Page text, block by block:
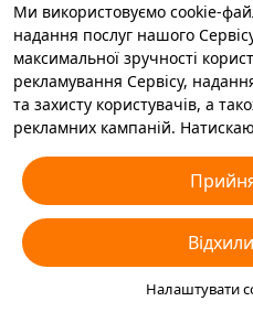
Ми використовуємо cookie-
надання послуг нашого
максимальної зручності
рекламування Сервісу,
та захисту користувачів, а
рекламних кампаній.
cookie-файли й подібні
зібрані в рекламних цілях.
варіант «Відхилити всі» для
або вказати, які типи cookie-
бажаєте заблокувати,
файли» нижче на ційНалаштувати